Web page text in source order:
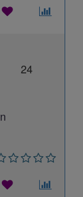
24